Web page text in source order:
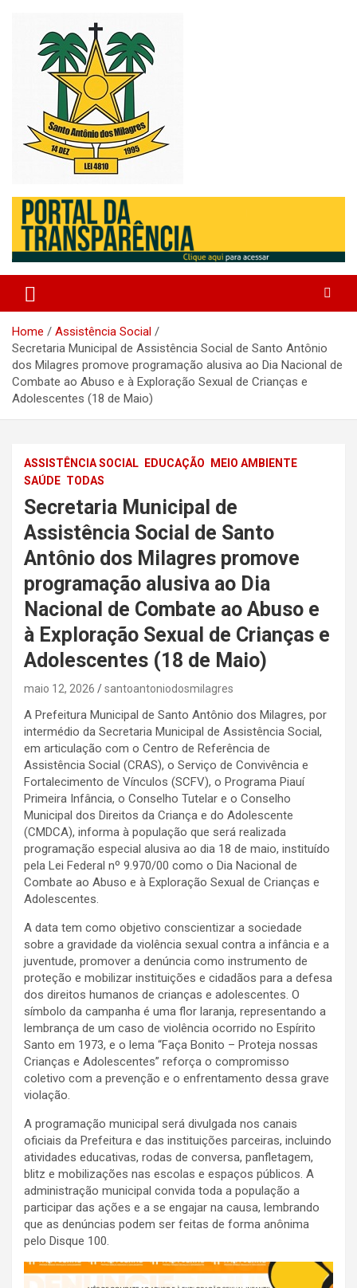
Prefeitura de Santo Antonio
dos Milagres
Home
Assistência Social
Secretaria Municipal de Assistência Social de Santo Antônio
dos Milagres promove programação alusiva ao Dia Nacional de
Combate ao Abuso e à Exploração Sexual de Crianças e
Adolescentes (18 de Maio)
ASSISTÊNCIA SOCIAL EDUCAÇÃO
MEIO AMBIENTE
SAÚDE TODAS
Secretaria Municipal de
Assistência Social de Santo
Antônio dos Milagres promove
programação alusiva ao Dia
Nacional de Combate ao Abuso e
à Exploração Sexual de Crianças e
Adolescentes (18 de Maio)
maio 12, 2026 santoantoniodosmilagres
A Prefeitura Municipal de Santo Antônio dos Milagres, por
intermédio da Secretaria Municipal de Assistência Social,
em articulação com o Centro de Referência de
Assistência Social (CRAS), o Serviço de Convivência e
Fortalecimento de Vínculos (SCFV), o Programa Piauí
Primeira Infância, o Conselho Tutelar e o Conselho
Municipal dos Direitos da Criança e do Adolescente
(CMDCA), informa à população que será realizada
programação especial alusiva ao dia 18 de maio, instituído
pela Lei Federal nº 9.970/00 como o Dia Nacional de
Combate ao Abuso e à Exploração Sexual de Crianças e
Adolescentes.
A data tem como objetivo conscientizar a sociedade
sobre a gravidade da violência sexual contra a infância e a
juventude, promover a denúncia como instrumento de
proteção e mobilizar instituições e cidadãos para a defesa
dos direitos humanos de crianças e adolescentes. O
símbolo da campanha é uma flor laranja, representando a
lembrança de um caso de violência ocorrido no Espírito
Santo em 1973, e o lema “Faça Bonito – Proteja nossas
Crianças e Adolescentes” reforça o compromisso
coletivo com a prevenção e o enfrentamento dessa grave
violação.
A programação municipal será divulgada nos canais
oficiais da Prefeitura e das instituições parceiras, incluindo
atividades educativas, rodas de conversa, panfletagem,
blitz e mobilizações nas escolas e espaços públicos. A
administração municipal convida toda a população a
participar das ações e a se engajar na causa, lembrando
que as denúncias podem ser feitas de forma anônima
pelo Disque 100.